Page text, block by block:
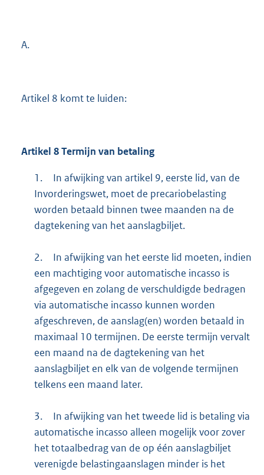
A.
Artikel 8 komt te luiden:
Artikel 8 Termijn van betaling
1.
In afwijking van artikel 9, eerste lid, van de
Invorderingswet, moet de precariobelasting
worden betaald binnen twee maanden na de
dagtekening van het aanslagbiljet.
2.
In afwijking van het eerste lid moeten, indien
een machtiging voor automatische incasso is
afgegeven en zolang de verschuldigde bedragen
via automatische incasso kunnen worden
afgeschreven, de aanslag(en) worden betaald in
maximaal 10 termijnen. De eerste termijn vervalt
een maand na de dagtekening van het
aanslagbiljet en elk van de volgende termijnen
telkens een maand later.
3.
In afwijking van het tweede lid is betaling via
automatische incasso alleen mogelijk voor zover
het totaalbedrag van de op één aanslagbiljet
verenigde belastingaanslagen minder is het